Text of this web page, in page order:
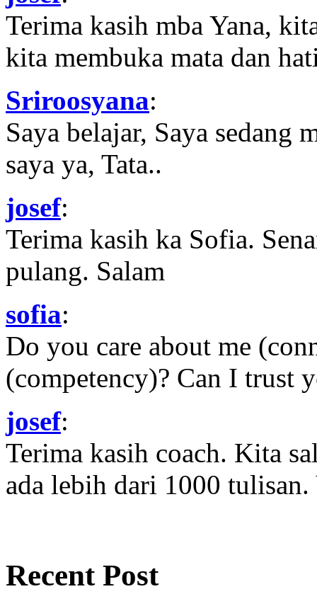
Terima kasih mba Yana,
kita membuka mata dan
Sriroosyana:
Saya belajar, Saya sedang
saya ya, Tata..
josef:
Terima kasih ka Sofia.
pulang. Salam
sofia:
Do you care about me
(competency)? Can I trust
josef:
Terima kasih coach. Kita
ada lebih dari 1000 tulisan.
Recent Post